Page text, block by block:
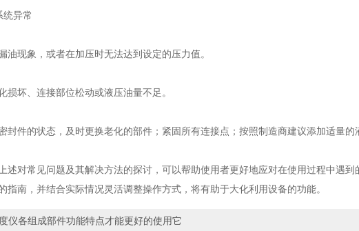
异常
现象，或者在加压时无法达到设定的压力值。
坏、连接部位松动或液压油量不足。
件的状态，及时更换老化的部件；紧固所有连接点；按照制造商建议添加适量的
对常见问题及其解决方法的探讨，可以帮助使用者更好地应对在使用过程中遇到
指南，并结合实际情况灵活调整操作方式，将有助于大化利用设备的功能。
仪各组成部件功能特点才能更好的使用它